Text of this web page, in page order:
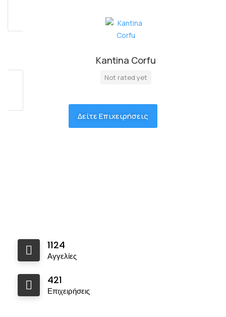
Kantina Corfu
Not rated yet
Δείτε Επιχειρήσεις
1124
Αγγελίες
421
Επιχειρήσεις